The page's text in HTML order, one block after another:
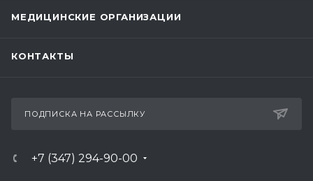
МЕДИЦИНСКИЕ ОРГАНИЗАЦИИ
КОНТАКТЫ
ПОДПИСКА НА РАССЫЛКУ
+7 (347) 294-90-00